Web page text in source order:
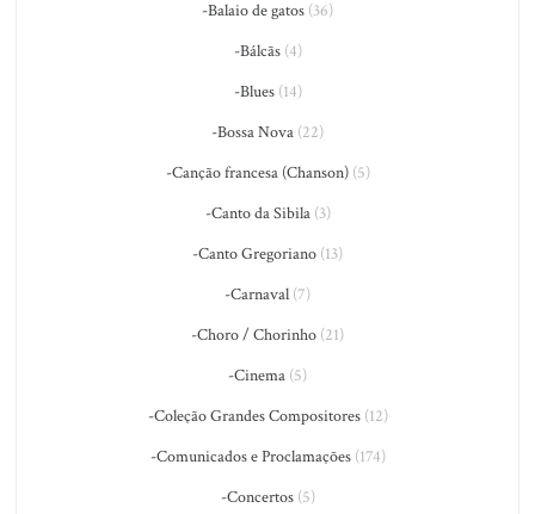
-Balaio de gatos (36)
-Bálcãs(4)
-Blues(14)
-Bossa Nova (22)
-Canção francesa (Chanson)(5)
-Canto da Sibila(3)
-Canto Gregoriano (13)
-Carnaval (7)
-Choro / Chorinho (21)
-Cinema (5)
-Coleção Grandes Compositores(12)
-Comunicados e Proclamações(174)
-Concertos(5)